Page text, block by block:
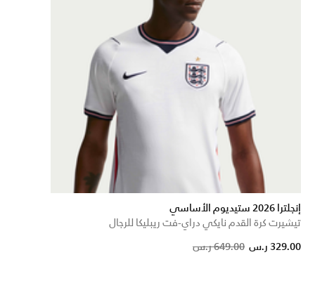
إنجلترا 2026 ستيديوم الأساسي
تيشيرت كرة القدم نايكي دراي-فت ريبليكا للرجال
Price reduced from
649.00 ر.س
to 329.00 ر.س